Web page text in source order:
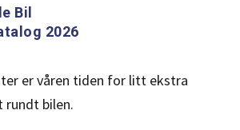
Bil
2026
er våren tiden for litt ekstra
rundt bilen.